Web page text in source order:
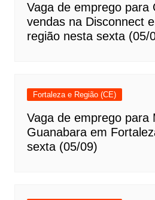
Vaga de emprego para
vendas na Disconnect
região nesta sexta (05/
Fortaleza e Região (CE)
Vaga de emprego para
Guanabara em
sexta (05/09)